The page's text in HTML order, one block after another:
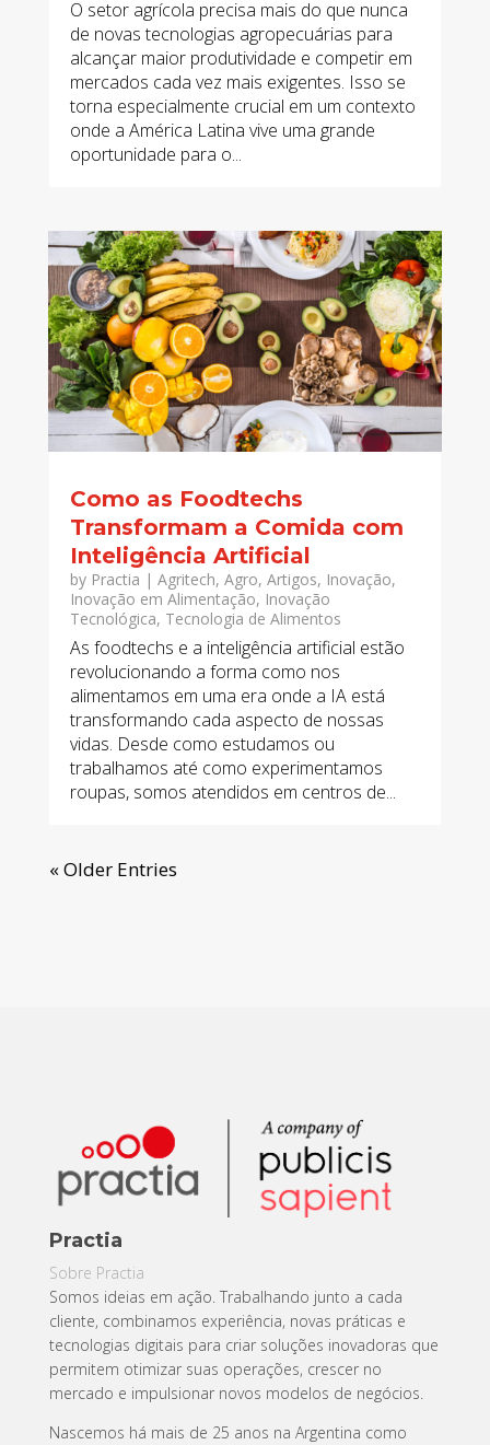
O setor agrícola precisa mais do que nunca
de novas tecnologias agropecuárias para
alcançar maior produtividade e competir em
mercados cada vez mais exigentes. Isso se
torna especialmente crucial em um contexto
onde a América Latina vive uma grande
oportunidade para o...
Como as Foodtechs
Transformam a Comida com
Inteligência Artificial
by Practia | Agritech, Agro, Artigos, Inovação,
Inovação em Alimentação, Inovação
Tecnológica, Tecnologia de Alimentos
As foodtechs e a inteligência artificial estão
revolucionando a forma como nos
alimentamos em uma era onde a IA está
transformando cada aspecto de nossas
vidas. Desde como estudamos ou
trabalhamos até como experimentamos
roupas, somos atendidos em centros de...
« Older Entries
Practia
Sobre Practia
Somos ideias em ação. Trabalhando junto a cada
cliente, combinamos experiência, novas práticas e
tecnologias digitais para criar soluções inovadoras que
permitem otimizar suas operações, crescer no
mercado e impulsionar novos modelos de negócios.
Nascemos há mais de 25 anos na Argentina como